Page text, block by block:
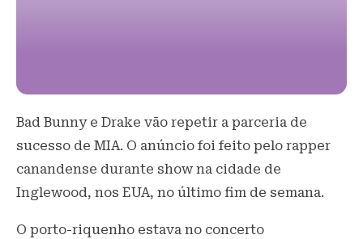
Bad Bunny e Drake vão repetir a parceria de
sucesso de MIA. O anúncio foi feito pelo rapper
canandense durante show na cidade de
Inglewood, nos EUA, no último fim de semana.
O porto-riquenho estava no concerto